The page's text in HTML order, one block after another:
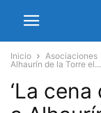
Inicio Asociaciones
Alhaurín de la Torre el...
‘La